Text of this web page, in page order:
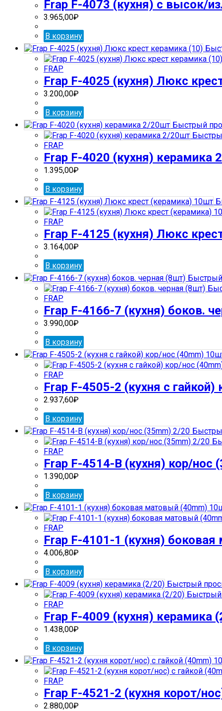
Frap F-4073 (кухня) с высок/
3.965,00₽
В корзину
FRAP
Frap F-4025 (кухня) Люкс
3.200,00₽
В корзину
Быстрый
FRAP
Frap F-4020 (кухня) керамика
1.395,00₽
В корзину
FRAP
Frap F-4125 (кухня) Люкс
3.164,00₽
В корзину
FRAP
Frap F-4166-7 (кухня) боков.
3.990,00₽
В корзину
FRAP
Frap F-4505-2 (кухня с
2.937,60₽
В корзину
FRAP
Frap F-4514-В (кухня) кор/нос
1.390,00₽
В корзину
FRAP
Frap F-4101-1 (кухня)
4.006,80₽
В корзину
Быстрый
Быстрый
FRAP
Frap F-4009 (кухня) керамика
1.438,00₽
В корзину
FRAP
Frap F-4521-2 (кухня корот/
2.880,00₽